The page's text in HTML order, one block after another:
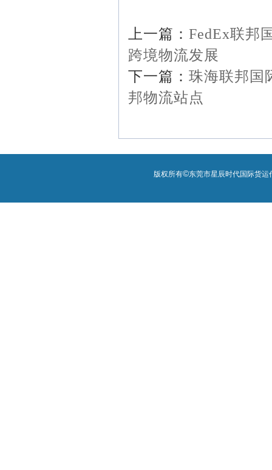
上一篇： FedEx联邦
跨境物流发展
下一篇： 珠海联邦国
邦物流站点
版权所有©东莞市星辰时代国际货